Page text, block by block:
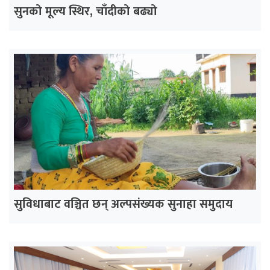
सुनको मूल्य स्थिर, चाँदीको बढ्यो
सुविधाबाट वञ्चित छन् अल्पसंख्यक सुनाहा समुदाय